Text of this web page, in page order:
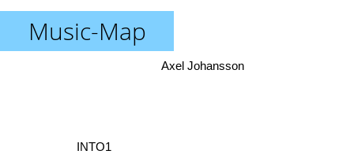
Music-Map
Axel Johansson
INTO1